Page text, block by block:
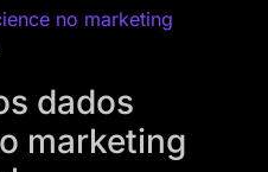
no marketing
dados
marketing